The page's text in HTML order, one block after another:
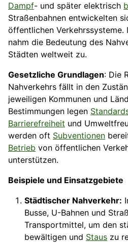
Dampf- und später elektrisch
Straßenbahnen entwickelten
öffentlichen Verkehrssysteme.
nahm die Bedeutung des
Städten weltweit zu.
Gesetzliche Grundlagen: Die
Nahverkehrs fällt in den
jeweiligen Kommunen und
Bestimmungen legen
Barrierefreiheit und
werden oft Subventionen
Betrieb von öffentlichen
unterstützen.
Beispiele und Einsatzgebiete
Städtischer Nahverkehr:
Busse, U-Bahnen und
Transportmittel, um den
bewältigen und Staus zu